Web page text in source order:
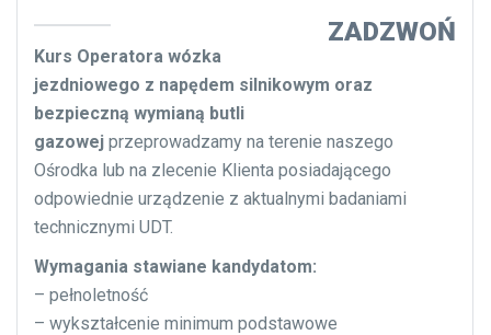
ZADZWOŃ
Kurs Operatora wózka
jezdniowego z napędem silnikowym oraz
bezpieczną wymianą butli
gazowej przeprowadzamy na terenie naszego
Ośrodka lub na zlecenie Klienta posiadającego
odpowiednie urządzenie z aktualnymi badaniami
technicznymi UDT.
Wymagania stawiane kandydatom:
– pełnoletność
– wykształcenie minimum podstawowe